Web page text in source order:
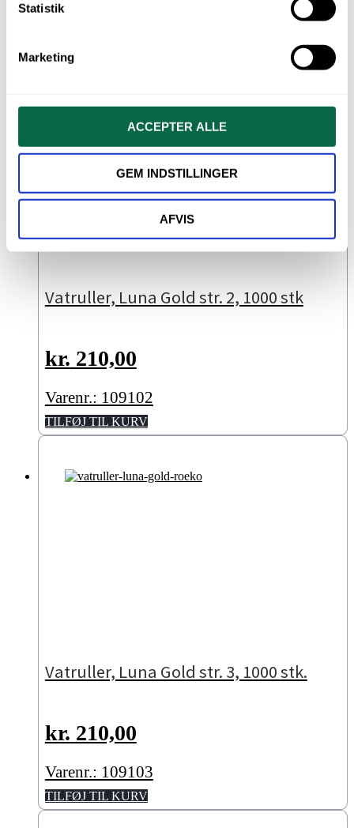
Statistik
Marketing
ACCEPTER ALLE
GEM INDSTILLINGER
AFVIS
Vatruller, Luna Gold str. 2, 1000 stk
kr. 210,00
Varenr.: 109102
TILFØJ TIL KURV
Vatruller, Luna Gold str. 3, 1000 stk.
kr. 210,00
Varenr.: 109103
TILFØJ TIL KURV